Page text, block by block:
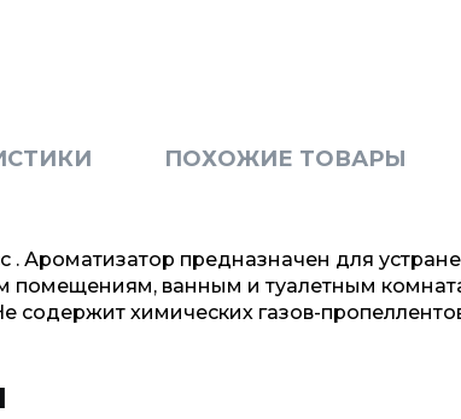
ПОХОЖИЕ ТОВАРЫ
. Ароматизатор предназначен для
помещениям, ванным и туалетным
содержит химических газов-